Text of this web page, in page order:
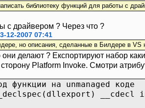
чтения блока памяти
чтения блока памяти
в случае если хотя бы
чтения информации
библиотеку функций для работы с
с драйвером ? Через что ?
12-2007 07:41
но описания, сделанные в Билдере в VS
делают ? Експортируют набор
Platform Invoke. Смотри
функции на unmanaged коде